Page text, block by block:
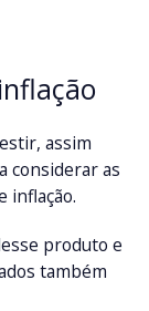
assim
considerar as
inflação.
produto e
também